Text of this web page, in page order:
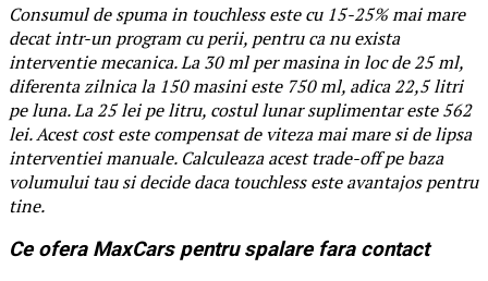
Consumul de spuma in touchless este cu 15-25% mai mare
decat intr-un program cu perii, pentru ca nu exista
interventie mecanica. La 30 ml per masina in loc de 25 ml,
diferenta zilnica la 150 masini este 750 ml, adica 22,5 litri
pe luna. La 25 lei pe litru, costul lunar suplimentar este 562
lei. Acest cost este compensat de viteza mai mare si de lipsa
interventiei manuale. Calculeaza acest trade-off pe baza
volumului tau si decide daca touchless este avantajos pentru
tine.
Ce ofera MaxCars pentru spalare fara contact